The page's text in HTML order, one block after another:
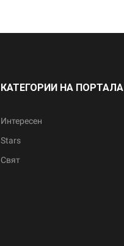
КАТЕГОРИИ НА ПОРТАЛА
Интересен
Stars
Свят